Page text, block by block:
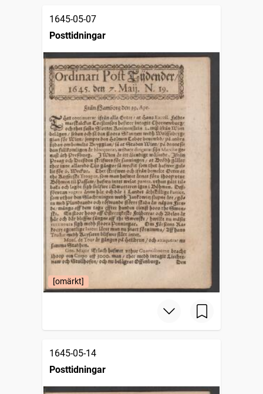
1645-05-07
Posttidningar
[omärkt]
1645-05-14
Posttidningar